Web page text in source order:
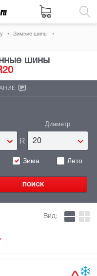
Зимние шины
шины
R
Диаметр
20
Зима Лето
Вид: